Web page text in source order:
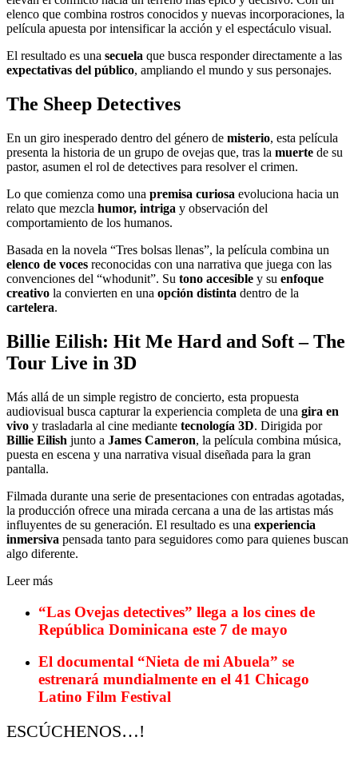
elenco que combina rostros conocidos y nuevas incorporaciones, la
película apuesta por intensificar la acción y el espectáculo visual.
El resultado es una secuela que busca responder directamente a las
expectativas del público, ampliando el mundo y sus personajes.
The Sheep Detectives
En un giro inesperado dentro del género de misterio, esta película
presenta la historia de un grupo de ovejas que, tras la muerte de su
pastor, asumen el rol de detectives para resolver el crimen.
Lo que comienza como una premisa curiosa evoluciona hacia un
relato que mezcla humor, intriga y observación del
comportamiento de los humanos.
Basada en la novela “Tres bolsas llenas”, la película combina un
elenco de voces reconocidas con una narrativa que juega con las
convenciones del “whodunit”. Su tono accesible y su enfoque
creativo la convierten en una opción distinta dentro de la
cartelera.
Billie Eilish: Hit Me Hard and Soft– The
Tour Live in 3D
Más allá de un simple registro de concierto, esta propuesta
audiovisual busca capturar la experiencia completa de una gira en
vivo y trasladarla al cine mediante tecnología 3D. Dirigida por
Billie Eilish junto a James Cameron, la película combina música,
puesta en escena y una narrativa visual diseñada para la gran
pantalla.
Filmada durante una serie de presentaciones con entradas agotadas,
la producción ofrece una mirada cercana a una de las artistas más
influyentes de su generación. El resultado es una experiencia
inmersiva pensada tanto para seguidores como para quienes buscan
algo diferente.
Leer más
“Las Ovejas detectives” llega a los cines de
República Dominicana este 7 de mayo
El documental “Nieta de mi Abuela” se
estrenará mundialmente en el 41 Chicago
Latino Film Festival
ESCÚCHENOS…!